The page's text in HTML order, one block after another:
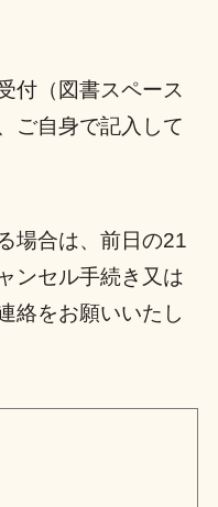
付（図書スペース
ご自身で記入して
場合は、前日の21
ンセル手続き又は
絡をお願いいたし